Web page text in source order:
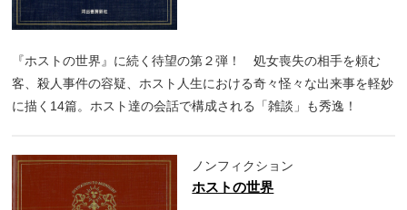
『ホストの世界』に続く待望の第２弾！ 処女喪失の相手を頼む
客、殺人事件の容疑、ホスト人生における奇々怪々な出来事を軽妙
に描く14篇。ホスト達の会話で構成される「雑談」も秀逸！
ノンフィクション
ホストの世界